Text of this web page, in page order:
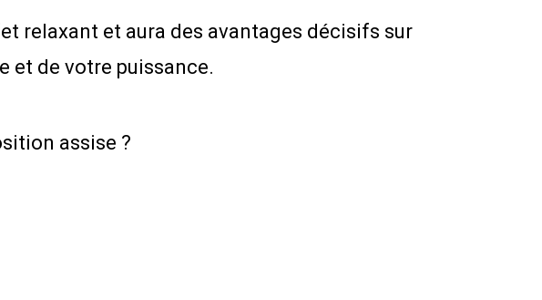
relaxant et aura des avantages décisifs sur
et de votre puissance.
assise ?